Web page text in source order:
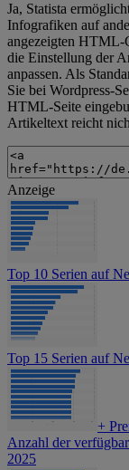
Ja, Statista
Infografiken auf
angezeigten HTML-
die Einstellung der
anpassen. Als
Sie bei Wordpress-
HTML-Seite
Artikeltext reicht
Anzeige
Top 10 Serien auf
Top 15 Serien auf
+
Anzahl der
2025